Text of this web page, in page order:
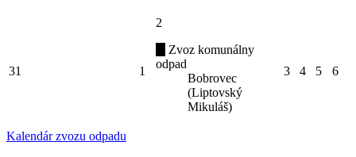
31 1
2
Zvoz komunálny
odpad
Bobrovec
(Liptovský
Mikuláš)
3 4 5 6
Kalendár zvozu odpadu